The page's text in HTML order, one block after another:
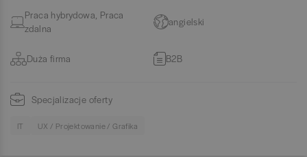
Praca hybrydowa, Praca
zdalna
angielski
Duża firma B2B
Specjalizacje oferty
IT UX / Projektowanie / Grafika